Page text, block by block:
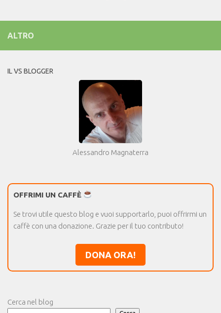
ALTRO
IL VS BLOGGER
Alessandro Magnaterra
OFFRIMI UN CAFFÈ
Se trovi utile questo blog e vuoi supportarlo, puoi offrirmi un
caffè con una donazione. Grazie per il tuo contributo!
DONA ORA!
Cerca nel blog